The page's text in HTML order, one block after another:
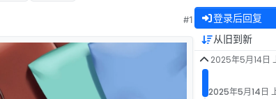
#1 登录后回复
从旧到新
2025年5月14日
2025年5月14日